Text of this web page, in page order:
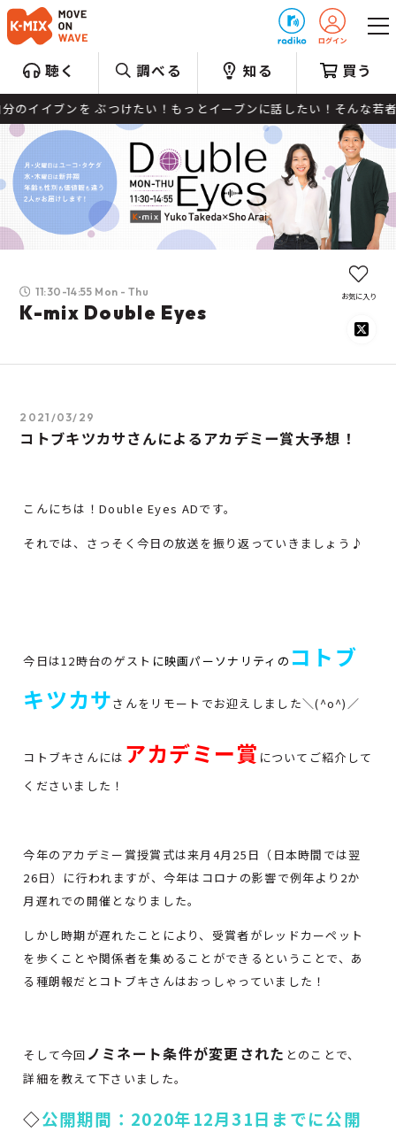
聴く 調べる 知る 買う
たい！もっとイーブンに話したい！そんな若者が集まり自
11:30-14:55 Mon - Thu
K-mix Double Eyes
お気に入り
2021/03/29
コトブキツカサさんによるアカデミー賞大予想！
こんにちは！Double Eyes ADです。
それでは、さっそく今日の放送を振り返っていきましょう♪
今日は12時台のゲスト に映画パーソナリティの コトブ
キツカサさんをリモートでお迎えしました＼(^o^)／
コトブキさんには アカデミー賞 についてご紹介して
くださいました！
今年のアカデミー賞授賞式は来月4月25日（日本時間では翌
26日）に行われますが、今年はコロナの影響で例年より2か
月遅れでの開催となりました。
しかし時期が遅れたことにより、受賞者がレッドカーペット
を歩くことや関係者を集めることができるということで、あ
る種朗報だとコトブキさんはおっしゃっていました！
そして今回 ノミネート条件が変更された とのことで、
詳細を教えて下さいました。
◇公開期間：2020年12月31日までに公開